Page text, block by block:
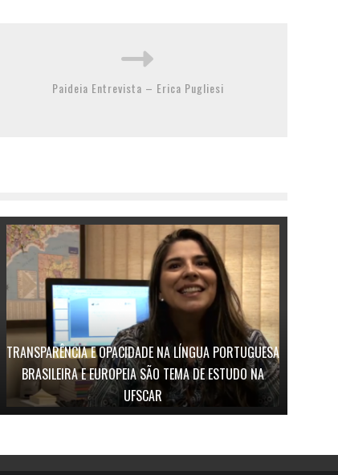
Paideia Entrevista – Erica Pugliesi
TRANSPARÊNCIA E OPACIDADE NA LÍNGUA PORTUGUESA
BRASILEIRA E EUROPEIA SÃO TEMA DE ESTUDO NA
UFSCAR